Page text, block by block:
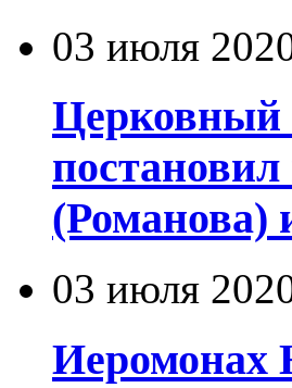
03 июля
Церковный
(Романова)
03 июля
Иеромонах